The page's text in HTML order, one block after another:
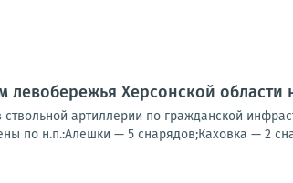
Херсонской области
артиллерии по гражданской
по н.п.:Алешки — 5 снарядов;Каховка — 2